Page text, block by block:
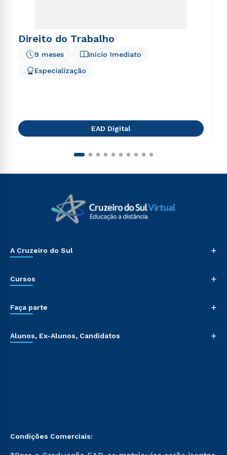
Direito do Trabalho
Início Imediato
9 meses
Especialização
EAD Digital
A Cruzeiro do Sul +
Cursos +
Faça parte +
Alunos, Ex-Alunos, Candidatos +
Condições Comerciais: